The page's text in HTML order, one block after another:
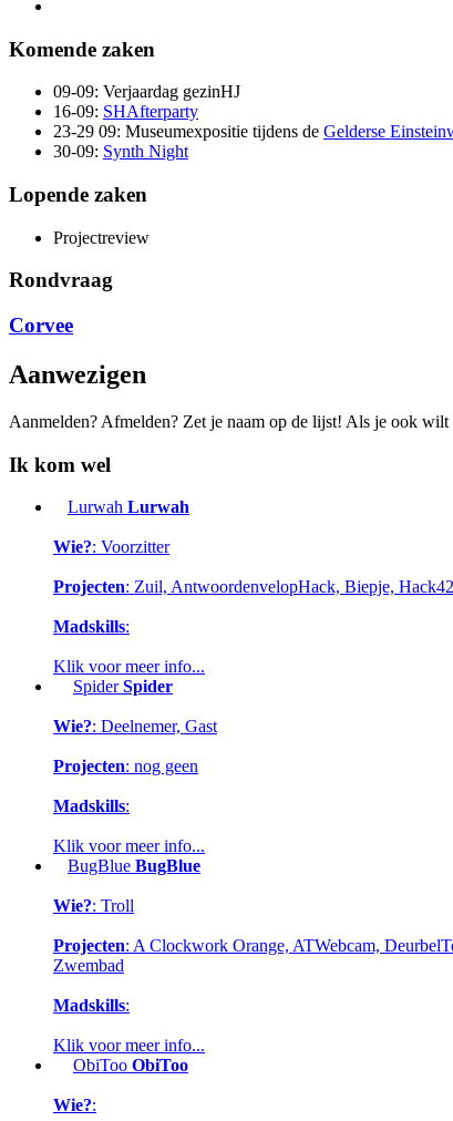
Komende zaken
09-09: Verjaardag gezinHJ
16-09: SHAfterparty
23-29 09: Museumexpositie tijdens de Gelderse
30-09: Synth Night
Lopende zaken
Projectreview
Rondvraag
Corvee
Aanwezigen
Aanmelden? Afmelden? Zet je naam op de lijst! Als je ook
Ik kom wel
Lurwah Lurwah
Wie?: Voorzitter
Projecten: Zuil, AntwoordenvelopHack, Biepje,
Madskills:
Klik voor meer info...
Spider Spider
Wie?: Deelnemer, Gast
Projecten: nog geen
Madskills:
Klik voor meer info...
BugBlue BugBlue
Wie?: Troll
Projecten: A Clockwork Orange, ATWebcam,
Zwembad
Madskills:
Klik voor meer info...
ObiToo ObiToo
Wie?: